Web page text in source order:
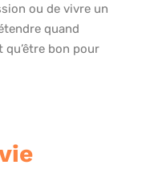
ou de vivre un
quand
qu’être bon pour